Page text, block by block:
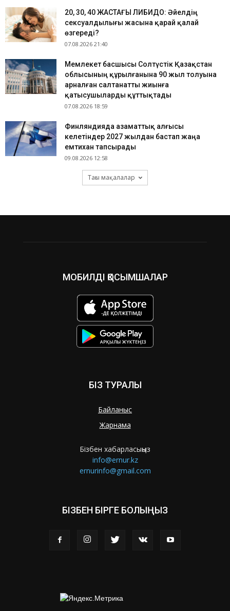
​20, 30, 40 ЖАСТАҒЫ ЛИБИДО: Әйелдің
сексуалдылығы жасына қарай қалай
өзгереді?
07.08.2026 21:40
Мемлекет басшысы Солтүстік Қазақстан
облысының құрылғанына 90 жыл толуына
арналған салтанатты жиынға
қатысушыларды құттықтады
07.08.2026 18:59
Финляндияда азаматтық алғысы
келетіндер 2027 жылдан бастап жаңа
емтихан тапсырады
09.08.2026 12:58
Тағы мақалалар
МОБИЛДІ ҚОСЫМШАЛАР
БІЗ ТУРАЛЫ
Байланыс
Жарнама
Бізбен хабарласыңыз
info@ernur.kz
ernurinfo@gmail.com
БІЗБЕН БІРГЕ БОЛЫҢЫЗ